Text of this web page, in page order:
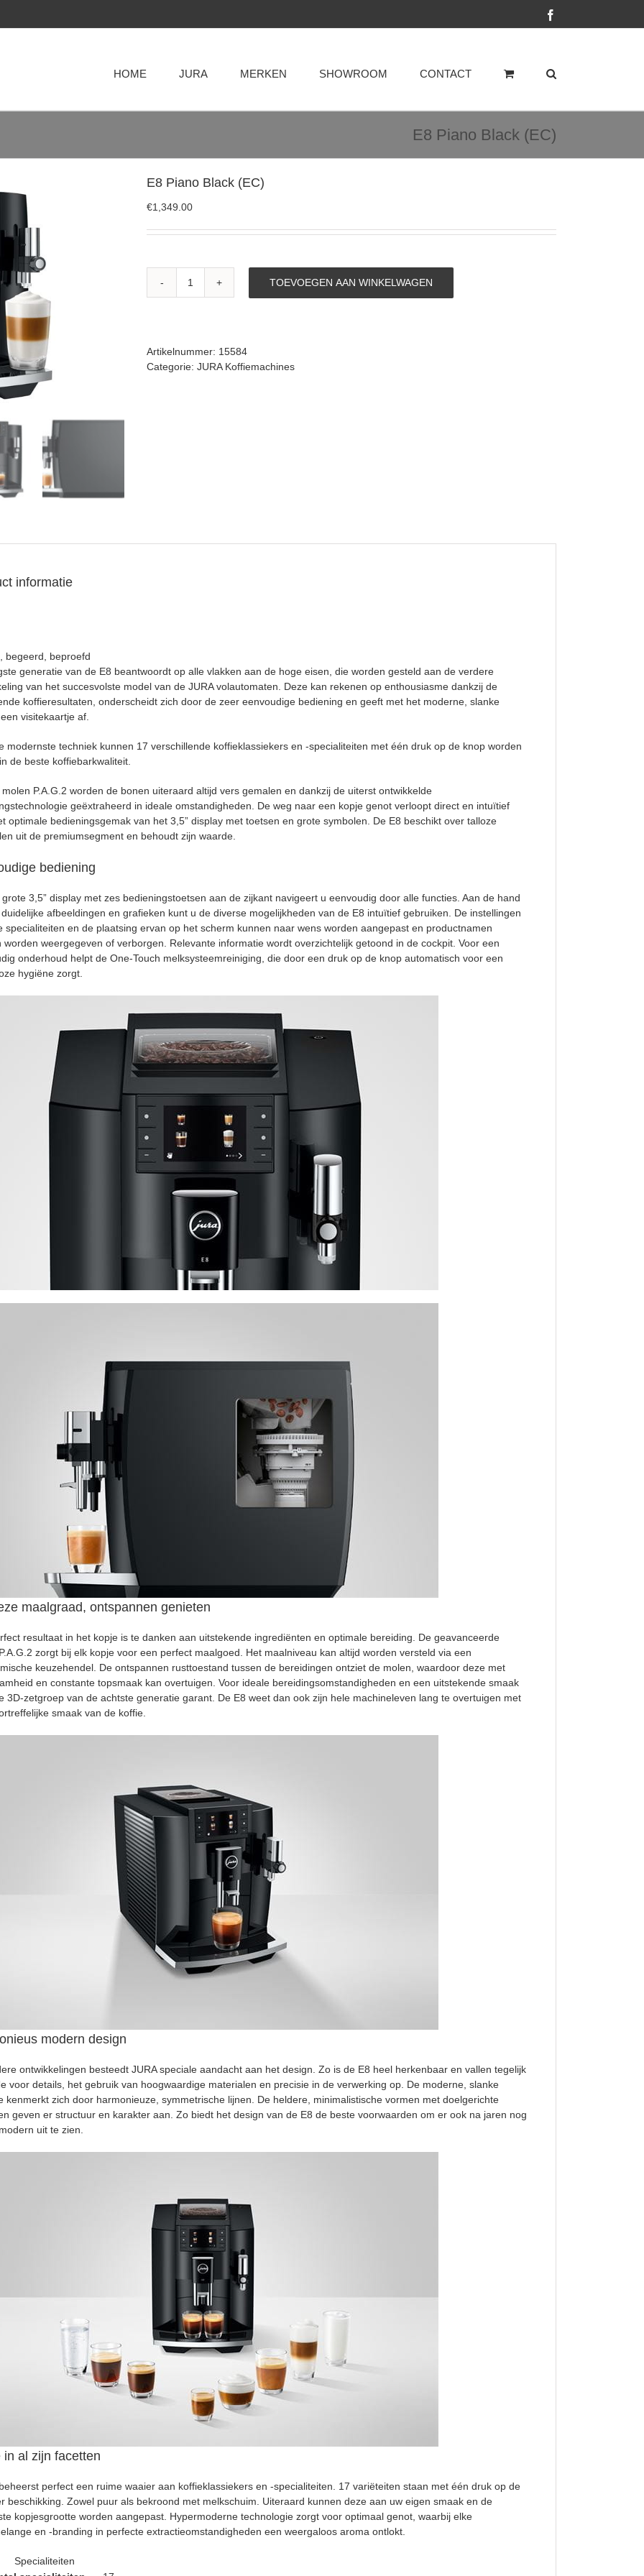
HOME JURA MERKEN SHOWROOM CONTACT
E8 Piano Black (EC)
E8 Piano Black (EC)
€1,349.00
E8
aantal
TOEVOEGEN AAN WINKELWAGEN
Artikelnummer: 15584
Categorie: JURA Koffiemachines
informatie
begeerd, beproefd
generatie van de E8 beantwoordt op alle vlakken aan de hoge eisen, die worden gesteld aan de verdere
van het succesvolste model van de JURA volautomaten. Deze kan rekenen op enthousiasme dankzij de
koffieresultaten, onderscheidt zich door de zeer eenvoudige bediening en geeft met het moderne, slanke
visitekaartje af.
modernste techniek kunnen 17 verschillende koffieklassiekers en -specialiteiten met één druk op de knop worden
de beste koffiebarkwaliteit.
molen P.A.G.2 worden de bonen uiteraard altijd vers gemalen en dankzij de uiterst ontwikkelde
geëxtraheerd in ideale omstandigheden. De weg naar een kopje genot verloopt direct en intuïtief
optimale bedieningsgemak van het 3,5” display met toetsen en grote symbolen. De E8 beschikt over talloze
uit de premiumsegment en behoudt zijn waarde.
bediening
3,5” display met zes bedieningstoetsen aan de zijkant navigeert u eenvoudig door alle functies. Aan de hand
afbeeldingen en grafieken kunt u de diverse mogelijkheden van de E8 intuïtief gebruiken. De instellingen
specialiteiten en de plaatsing ervan op het scherm kunnen naar wens worden aangepast en productnamen
worden weergegeven of verborgen. Relevante informatie wordt overzichtelijk getoond in de cockpit. Voor een
onderhoud helpt de One-Touch melksysteemreiniging, die door een druk op de knop automatisch voor een
hygiëne zorgt.
maalgraad, ontspannen genieten
resultaat in het kopje is te danken aan uitstekende ingrediënten en optimale bereiding. De geavanceerde
zorgt bij elk kopje voor een perfect maalgoed. Het maalniveau kan altijd worden versteld via een
keuzehendel. De ontspannen rusttoestand tussen de bereidingen ontziet de molen, waardoor deze met
en constante topsmaak kan overtuigen. Voor ideale bereidingsomstandigheden en een uitstekende smaak
3D-zetgroep van de achtste generatie garant. De E8 weet dan ook zijn hele machineleven lang te overtuigen met
smaak van de koffie.
modern design
ontwikkelingen besteedt JURA speciale aandacht aan het design. Zo is de E8 heel herkenbaar en vallen tegelijk
voor details, het gebruik van hoogwaardige materialen en precisie in de verwerking op. De moderne, slanke
kenmerkt zich door harmonieuze, symmetrische lijnen. De heldere, minimalistische vormen met doelgerichte
geven er structuur en karakter aan. Zo biedt het design van de E8 de beste voorwaarden om er ook na jaren nog
uit te zien.
in al zijn facetten
perfect een ruime waaier aan koffieklassiekers en -specialiteiten. 17 variëteiten staan met één druk op de
beschikking. Zowel puur als bekroond met melkschuim. Uiteraard kunnen deze aan uw eigen smaak en de
kopjesgrootte worden aangepast. Hypermoderne technologie zorgt voor optimaal genot, waarbij elke
en -branding in perfecte extractieomstandigheden een weergaloos aroma ontlokt.
Specialiteiten